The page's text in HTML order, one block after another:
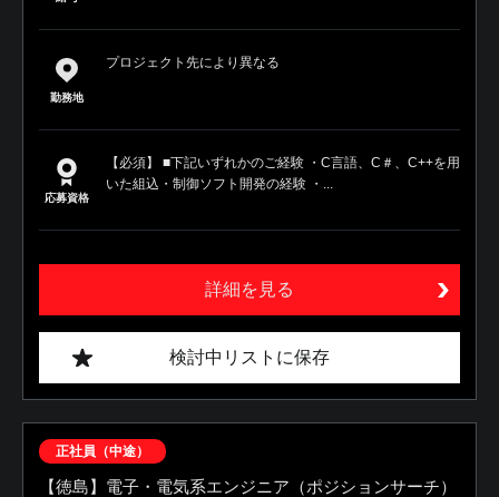
勤務地
プロジェクト先により異なる
応募資格
【必須】 ■下記いずれかのご経験 ・C言語、C＃、C++を用
いた組込・制御ソフト開発の経験 ・...
詳細を見る
検討中リストに保存
正社員（中途）
【徳島】電子・電気系エンジニア（ポジションサーチ）